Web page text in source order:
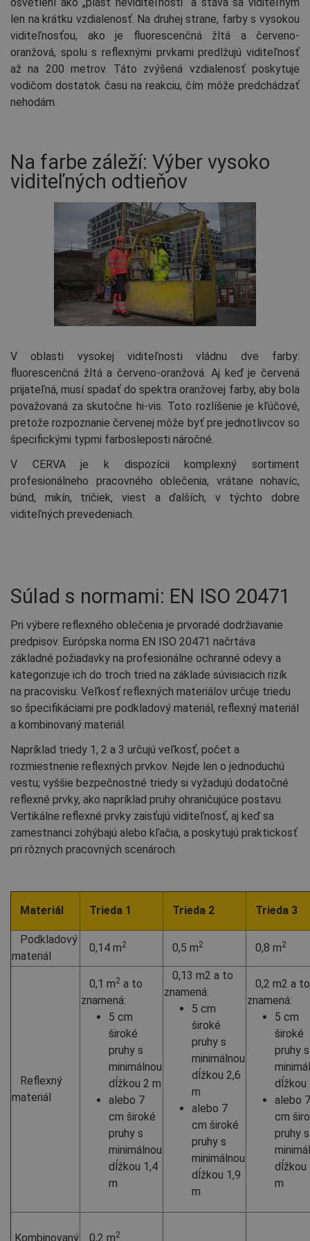
len na krátku vzdialenosť. Na druhej strane, farby s vysokou
viditeľnosťou, ako je fluorescenčná žltá a červeno-
oranžová, spolu s reflexnými prvkami predlžujú viditeľnosť
až na 200 metrov. Táto zvýšená vzdialenosť poskytuje
vodičom dostatok času na reakciu, čím môže predchádzať
nehodám.
Na farbe záleží: Výber vysoko
viditeľných odtieňov
V oblasti vysokej viditeľnosti vládnu dve farby:
fluorescenčná žltá a červeno-oranžová. Aj keď je červená
prijateľná, musí spadať do spektra oranžovej farby, aby bola
považovaná za skutočne hi-vis. Toto rozlíšenie je kľúčové,
pretože rozpoznanie červenej môže byť pre jednotlivcov so
špecifickými typmi farbosleposti náročné.
V CERVA je k dispozícii komplexný sortiment
profesionálneho pracovného oblečenia, vrátane nohavíc,
búnd, mikín, tričiek, viest a ďalších, v týchto dobre
viditeľných prevedeniach.
Súlad s normami: EN ISO 20471
Pri výbere reflexného oblečenia je prvoradé dodržiavanie
predpisov. Európska norma EN ISO 20471 načrtáva
základné požiadavky na profesionálne ochranné odevy a
kategorizuje ich do troch tried na základe súvisiacich rizík
na pracovisku. Veľkosť reflexných materiálov určuje triedu
so špecifikáciami pre podkladový materiál, reflexný materiál
a kombinovaný materiál.
Napríklad triedy 1, 2 a 3 určujú veľkosť, počet a
rozmiestnenie reflexných prvkov. Nejde len o jednoduchú
vestu; vyššie bezpečnostné triedy si vyžadujú dodatočné
reflexné prvky, ako napríklad pruhy ohraničujúce postavu.
Vertikálne reflexné prvky zaisťujú viditeľnosť, aj keď sa
zamestnanci zohýbajú alebo kľačia, a poskytujú praktickosť
pri rôznych pracovných scenároch.
Materiál Trieda 1 Trieda 2 Trieda 3
Podkladový
materiál
0,14 m2 0,5 m2 0,8 m2
Reflexný
materiál
0,1 m2 a to
znamená:
5 cm
široké
pruhy s
minimálnou
dĺžkou 2 m
alebo 7
cm široké
pruhy s
minimálnou
dĺžkou 1,4
m
0,13 m2 a to
znamená:
5 cm
široké
pruhy s
minimálnou
dĺžkou 2,6
m
alebo 7
cm široké
pruhy s
minimálnou
dĺžkou 1,9
m
0,2 m2 a to
znamená:
5 cm
široké
pruhy s
dĺžkou
alebo 7
cm
pruhy s
dĺžkou
m
Kombinovaný
0,2 m2